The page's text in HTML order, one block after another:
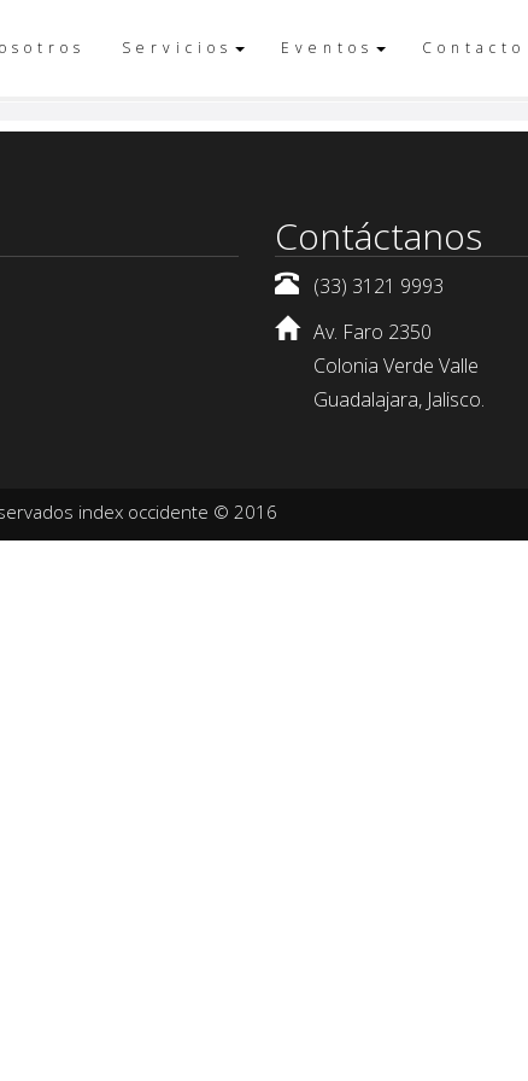
Servicios Eventos Contacto
Contáctanos
(33) 3121 9993
Av. Faro 2350
Colonia Verde Valle
Guadalajara, Jalisco.
index occidente © 2016